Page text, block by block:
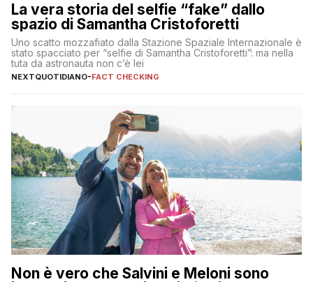
La vera storia del selfie “fake” dallo
spazio di Samantha Cristoforetti
Uno scatto mozzafiato dalla Stazione Spaziale Internazionale è
stato spacciato per “selfie di Samantha Cristoforetti”: ma nella
tuta da astronauta non c’è lei
NEXTQUOTIDIANO-FACT CHECKING
Non è vero che Salvini e Meloni sono